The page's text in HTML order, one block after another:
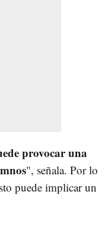
provocar una
", señala. Por lo
puede implicar un